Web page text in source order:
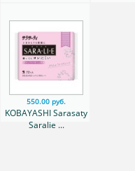
550.00 руб.
KOBAYASHI Sarasaty
Saralie ...